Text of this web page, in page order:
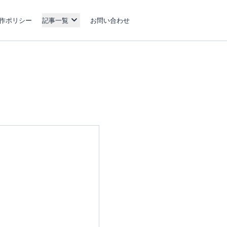
ポリシー 記事一覧 お問い合わせ